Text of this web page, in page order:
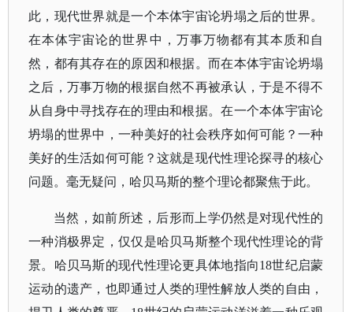
此，现代世界就是一个本体宇宙论坍塌之后的世界。
在本体宇宙论的世界中，万事万物都有其本质和自
然，都有其存在的原因和根据。而在本体宇宙论坍塌
之后，万事万物的根据自然不再被承认，于是不得不
从自身中寻找存在的理由和根据。在一个本体宇宙论
坍塌的世界中，一种美好的社会秩序如何可能？一种
美好的生活如何可能？这就是现代性理论探寻的核心
问题。毫无疑问，哈贝马斯的整个理论都聚焦于此。
当然，如前所述，后形而上学仍然是对现代性的
一种消极界定，仅仅是哈贝马斯整个现代性理论的背
景。哈贝马斯的现代性理论更具体地指向18世纪启蒙
运动的遗产，也即通过人类的理性解放人类的自由，